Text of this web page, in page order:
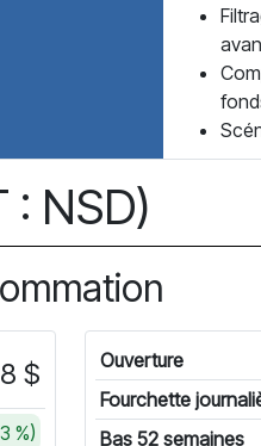
: NSD)
$
%)
Ouverture
Fourchette
Bas 52 semaines